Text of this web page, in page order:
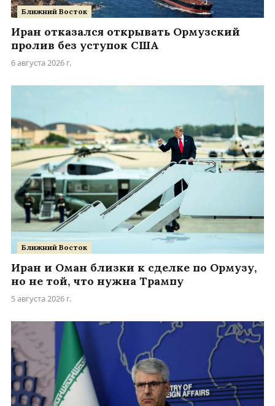
Ближний Восток
Иран отказался открывать Ормузский
пролив без уступок США
6 августа 2026 г.
Ближний Восток
Иран и Оман близки к сделке по Ормузу,
но не той, что нужна Трампу
5 августа 2026 г.